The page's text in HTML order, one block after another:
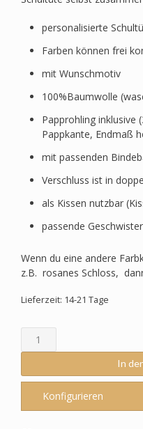
personalisierte
Farben können frei
mit Wunschmotiv
100%Baumwolle
Papprohling inklusive
Pappkante, Endmaß
mit passenden
Verschluss ist in
als Kissen nutzbar
passende
Wenn du eine andere
z.B. rosanes Schloss,
Lieferzeit: 14-21 Tage
Schultüte
passend
Step
Step
In
Konfigurieren